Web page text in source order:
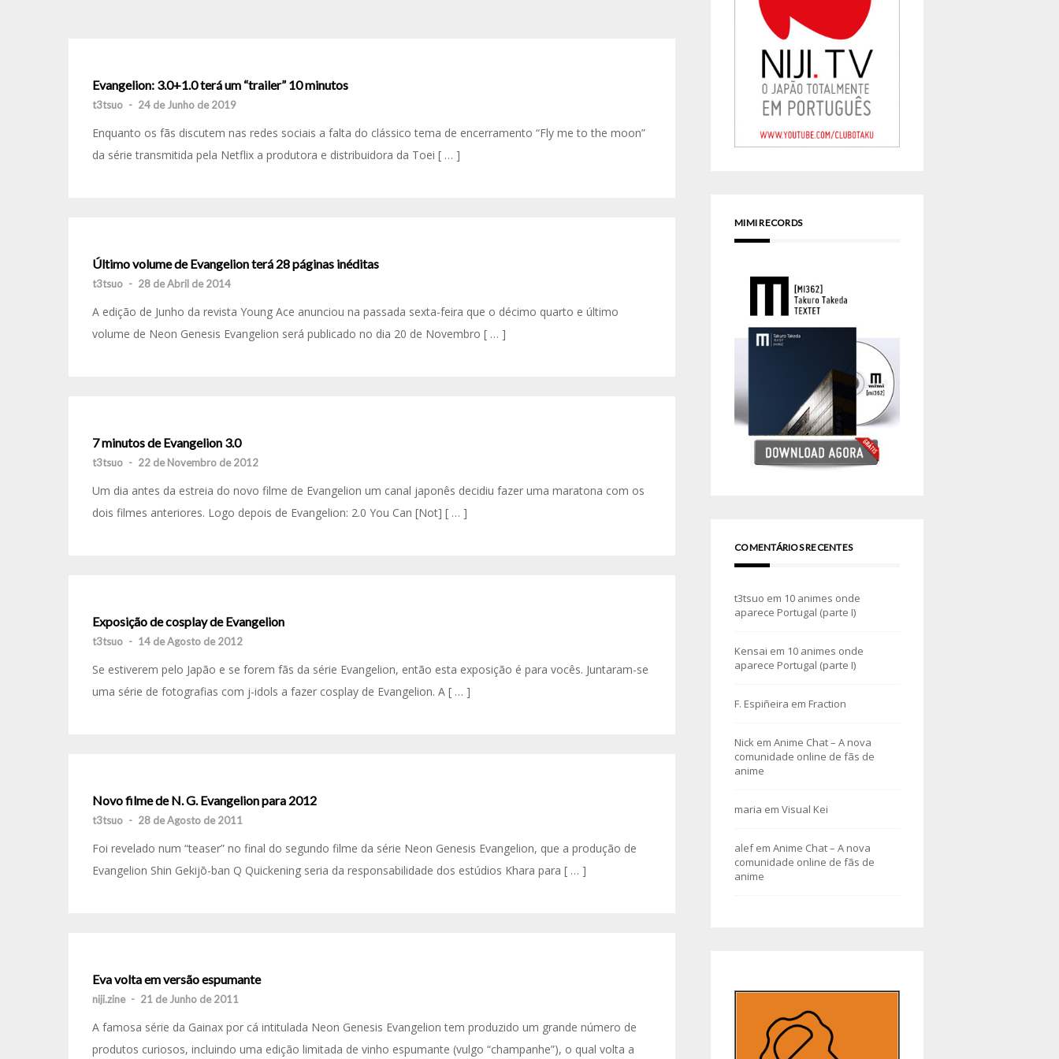
Evangelion: 3.0+1.0 terá um “trailer” 10 minutos
t3tsuo - 24 de Junho de 2019
Enquanto os fãs discutem nas redes sociais a falta do clássico tema de encerramento “Fly me to the moon”
da série transmitida pela Netflix a produtora e distribuidora da Toei [ … ]
Último volume de Evangelion terá 28 páginas inéditas
t3tsuo - 28 de Abril de 2014
A edição de Junho da revista Young Ace anunciou na passada sexta-feira que o décimo quarto e último
volume de Neon Genesis Evangelion será publicado no dia 20 de Novembro [ … ]
7 minutos de Evangelion 3.0
t3tsuo - 22 de Novembro de 2012
Um dia antes da estreia do novo filme de Evangelion um canal japonês decidiu fazer uma maratona com os
dois filmes anteriores. Logo depois de Evangelion: 2.0 You Can [Not] [ … ]
Exposição de cosplay de Evangelion
t3tsuo - 14 de Agosto de 2012
Se estiverem pelo Japão e se forem fãs da série Evangelion, então esta exposição é para vocês. Juntaram-se
uma série de fotografias com j-idols a fazer cosplay de Evangelion. A [ … ]
Novo filme de N. G. Evangelion para 2012
t3tsuo - 28 de Agosto de 2011
Foi revelado num “teaser” no final do segundo filme da série Neon Genesis Evangelion, que a produção de
Evangelion Shin Gekijō-ban Q Quickening seria da responsabilidade dos estúdios Khara para [ … ]
Eva volta em versão espumante
niji.zine - 21 de Junho de 2011
A famosa série da Gainax por cá intitulada Neon Genesis Evangelion tem produzido um grande número de
produtos curiosos, incluindo uma edição limitada de vinho espumante (vulgo “champanhe”), o qual volta a
MIMI RECORDS
COMENTÁRIOS RECENTES
t3tsuo em 10 animes onde
aparece Portugal (parte I)
Kensai em 10 animes onde
aparece Portugal (parte I)
F. Espiñeira em Fraction
Nick em Anime Chat – A nova
comunidade online de fãs de
anime
maria em Visual Kei
alefem Anime Chat – A nova
comunidade online de fãs de
anime